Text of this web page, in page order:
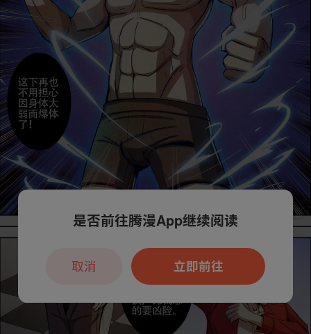
是否前往腾漫App继续阅读
立即前往
取消